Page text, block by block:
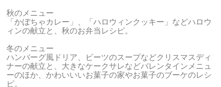
秋のメニュー
「かぼちゃカレー」、「ハロウィンクッキー」などハロウ
ィンの献立と、秋のお弁当レシピ。
冬のメニュー
ハンバーグ風ドリア、ビーツのスープなどクリスマスディ
ナーの献立と、大きなケークサレなどバレンタインメニュ
ーのほか、かわいいいお菓子の家やお菓子のブーケのレシ
ピ。